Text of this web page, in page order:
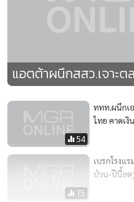
ยอดนิยม
อ่านเพิ่มเติม
ข่าวที่เกี่ยวข้อง